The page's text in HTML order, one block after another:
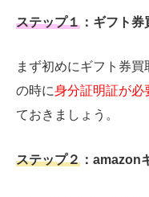
ステップ１ ：ギフト
まず初めにギフト券
の時に身分証明証が必
ておきましょう。
ステップ２ ：amazon